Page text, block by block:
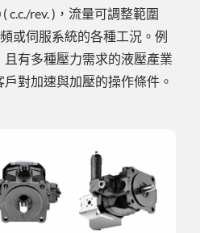
c.c./rev. )，流量可調整範圍
或伺服系統的各種工況。例
有多種壓力需求的液壓產業
對加速與加壓的操作條件。